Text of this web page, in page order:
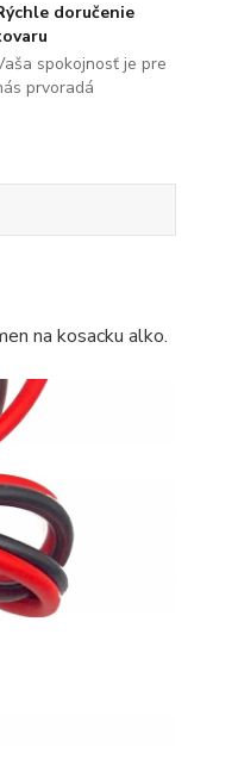
doručenie
spokojnosť je pre
prvoradá
na kosacku alko.